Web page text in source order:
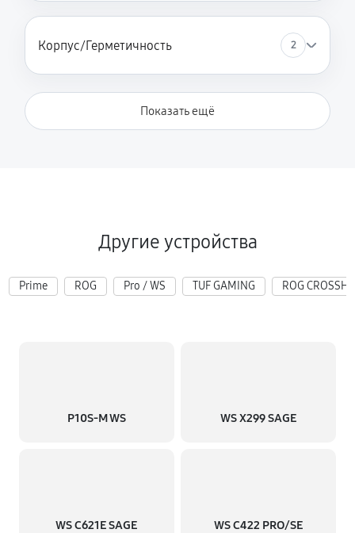
Корпус/Герметичность 2
Показать ещё
Другие устройства
Prime ROG Pro / WS TUF GAMING ROG
P10S-M WS WS X299 SAGE
WS C621E SAGE WS C422 PRO/SE